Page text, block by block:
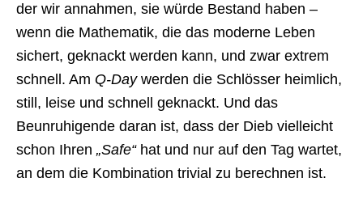
der wir annahmen, sie würde Bestand haben –
wenn die Mathematik, die das moderne Leben
sichert, geknackt werden kann, und zwar extrem
schnell. Am Q-Daywerden die Schlösser heimlich,
still, leise und schnell geknackt. Und das
Beunruhigende daran ist, dass der Dieb vielleicht
schon Ihren „Safe“hat und nur auf den Tag wartet,
an dem die Kombination trivial zu berechnen ist.